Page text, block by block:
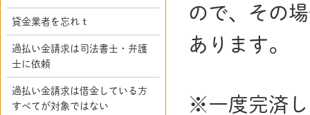
ので、その
あります。
※一度完済
貸金業者を忘れｔ
過払い金請求は司法書士・弁護
士に依頼
過払い金請求は借金している方
すべてが対象ではない